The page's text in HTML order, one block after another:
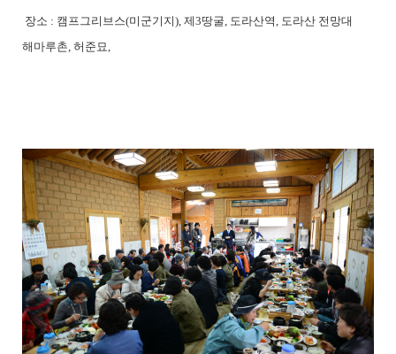
장소 : 캠프그리브스(미군기지), 제3땅굴 도라산역
도라산 전망대
해마루촌, 허준묘,